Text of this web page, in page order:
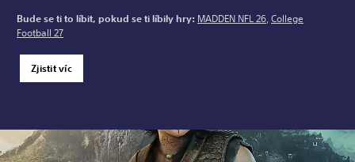
Bude se ti to líbit, pokud se ti líbily hry: MADDEN NFL 26,College
Football 27
Zjistit víc